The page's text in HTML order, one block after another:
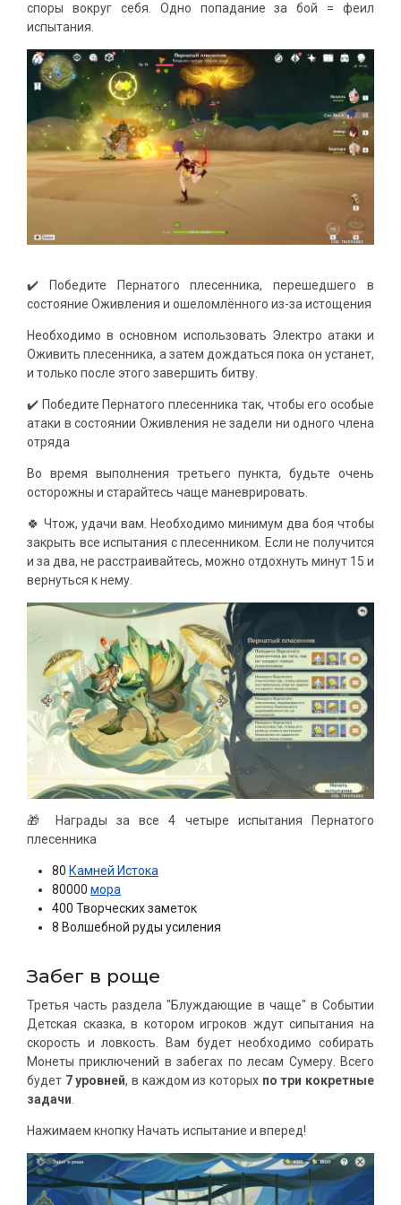
споры вокруг себя. Одно попадание за бой = феил
испытания.
✔️ Победите Пернатого плесенника, перешедшего в
состояние Оживления и ошеломлённого из-за истощения
Необходимо в основном использовать Электро атаки и
Оживить плесенника, а затем дождаться пока он устанет,
и только после этого завершить битву.
✔️ Победите Пернатого плесенника так, чтобы его особые
атаки в состоянии Оживления не задели ни одного члена
отряда
Во время выполнения третьего пункта, будьте очень
осторожны и старайтесь чаще маневрировать.
🍀 Чтож, удачи вам. Необходимо минимум два боя чтобы
закрыть все испытания с плесенником. Если не получится
и за два, не расстраивайтесь, можно отдохнуть минут 15 и
вернуться к нему.
🎁 Награды за все 4 четыре испытания Пернатого
плесенника
80 Камней Истока
80000 мора
400 Творческих заметок
8 Волшебной руды усиления
Забег в роще
Третья часть раздела "Блуждающие в чаще" в Событии
Детская сказка, в котором игроков ждут сипытания на
скорость и ловкость. Вам будет необходимо собирать
Монеты приключений в забегах по лесам Сумеру. Всего
будет 7 уровней, в каждом из которых по три кокретные
задачи.
Нажимаем кнопку Начать испытание и вперед!